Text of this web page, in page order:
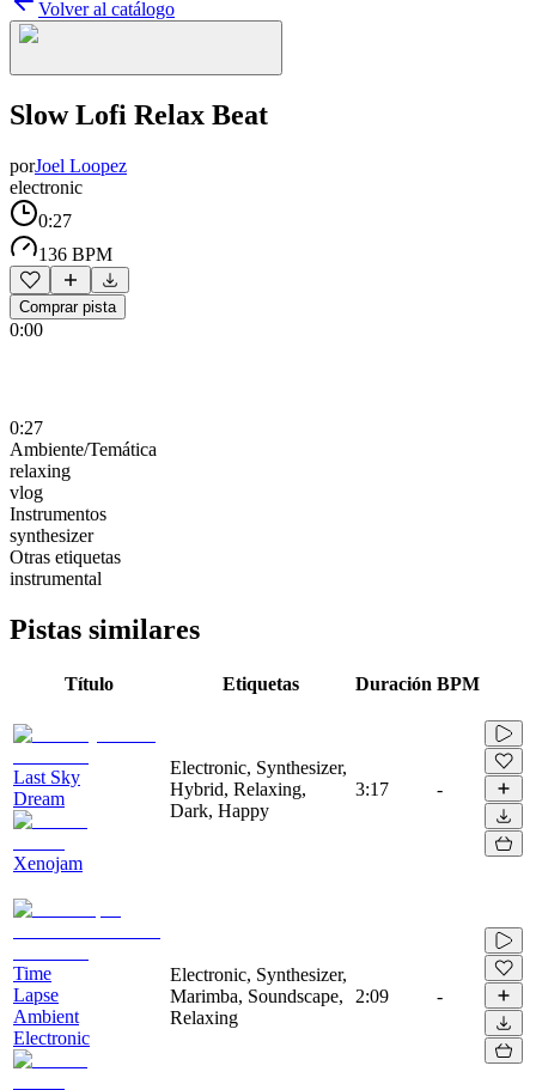
Volver al catálogo
Slow Lofi Relax Beat
porJoel Loopez
electronic
0:27
136 BPM
Comprar pista
0:00
0:27
Ambiente/Temática
relaxing
vlog
Instrumentos
synthesizer
Otras etiquetas
instrumental
Pistas similares
Título Etiquetas Duración BPM
Last Sky
Dream
Xenojam
Electronic, Synthesizer,
Hybrid, Relaxing,
Dark, Happy
3:17 -
Time
Lapse
Ambient
Electronic
Electronic, Synthesizer,
Marimba, Soundscape,
Relaxing
2:09 -